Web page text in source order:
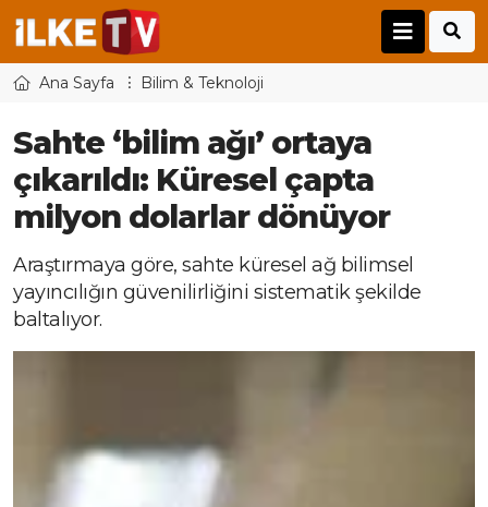
Ana Sayfa Bilim & Teknoloji
Sahte ‘bilim ağı’ ortaya
çıkarıldı: Küresel çapta
milyon dolarlar dönüyor
Araştırmaya göre, sahte küresel ağ bilimsel
yayıncılığın güvenilirliğini sistematik şekilde
baltalıyor.